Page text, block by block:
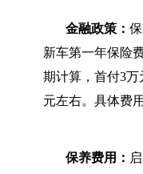
金融政策：
新车第一年保险
期计算，首付3
元左右。具体费
保养费用：